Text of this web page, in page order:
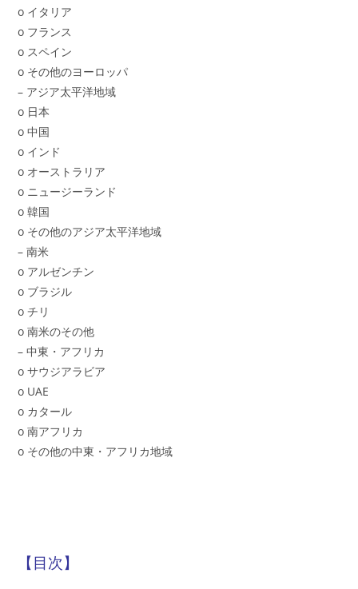
o イタリア
o フランス
o スペイン
o その他のヨーロッパ
– アジア太平洋地域
o 日本
o 中国
o インド
o オーストラリア
o ニュージーランド
o 韓国
o その他のアジア太平洋地域
– 南米
o アルゼンチン
o ブラジル
o チリ
o 南米のその他
– 中東・アフリカ
o サウジアラビア
o UAE
o カタール
o 南アフリカ
o その他の中東・アフリカ地域
【目次】